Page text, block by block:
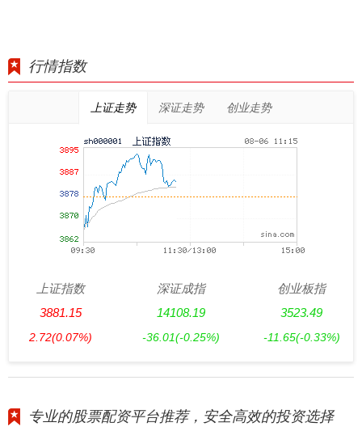
行情指数
上证走势 深证走势 创业走势
上证指数
3881.15
2.72(0.07%)
深证成指
14108.19
-36.01(-0.25%)
创业板指
3523.49
-11.65(-0.33%)
专业的股票配资平台推荐，安全高效的投资选择